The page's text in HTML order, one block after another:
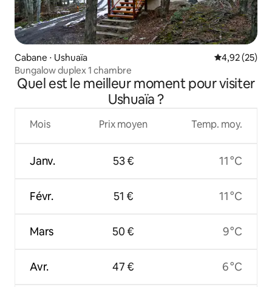
Cabane ⋅ Ushuaïa Évaluation
4,92 (25)
Bungalow duplex 1 chambre
Quel est le meilleur moment pour visiter
Ushuaïa ?
Mois
Janv.
Févr.
Mars
Avr.
Prix moyen
53 €
51 €
50 €
47 €
Temp. moy.
11 °C
11 °C
9 °C
6 °C